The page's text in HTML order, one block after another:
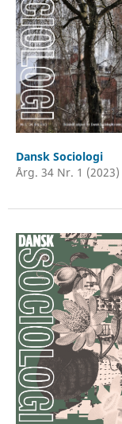
Dansk Sociologi
Årg. 34 Nr. 1 (2023)